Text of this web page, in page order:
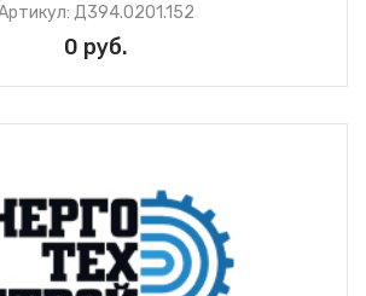
Д394.0201.152
0 руб.